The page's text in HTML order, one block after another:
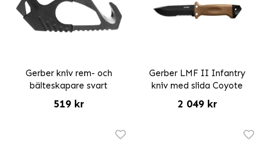
Gerber kniv rem- och
bälteskapare svart
519 kr
Gerber LMF II Infantry
kniv med slida Coyote
2 049 kr